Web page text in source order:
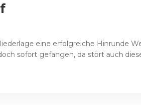
eine erfolgreiche Hinrunde
sofort gefangen, da stört auch